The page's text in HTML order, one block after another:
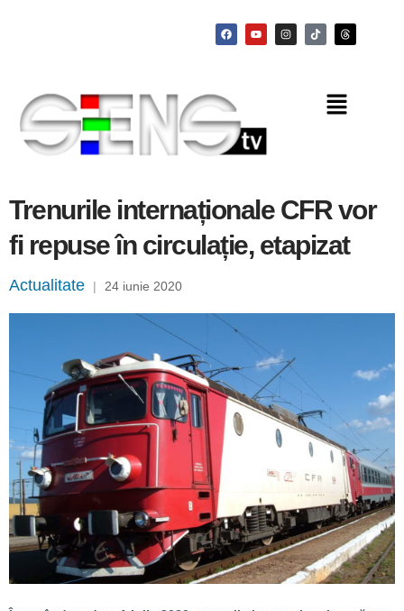
Trenurile internaționale CFR vor
fi repuse în circulație, etapizat
Actualitate | 24 iunie 2020